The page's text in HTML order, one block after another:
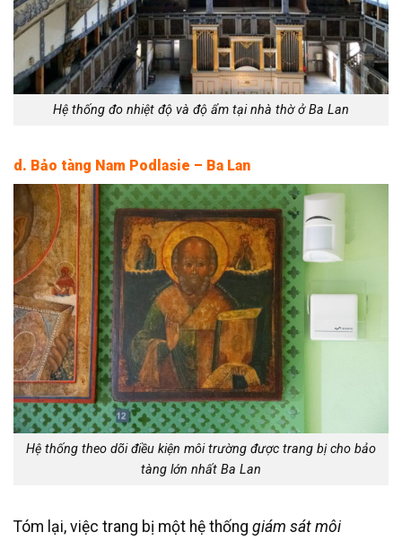
Hệ thống đo nhiệt độ và độ ẩm tại nhà thờ ở Ba Lan
d. Bảo tàng Nam Podlasie – Ba Lan
Hệ thống theo dõi điều kiện môi trường được trang bị cho bảo
tàng lớn nhất Ba Lan
Tóm lại, việc trang bị một hệ thống giám sát môi